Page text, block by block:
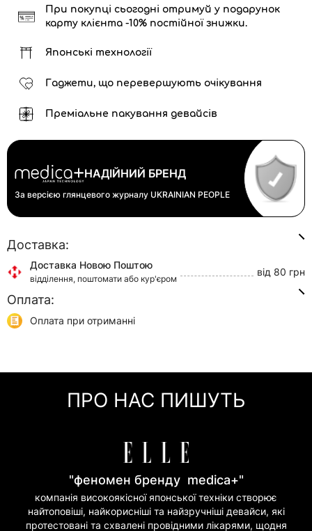
При покупці сьогодні отримуй у подарунок
карту клієнта -10% постійної знижки.
Японські технології
Гаджети, що перевершують очікування
Преміальне пакування девайсів
НАДІЙНИЙ БРЕНД
За версією глянцевого журналу UKRAINIAN PEOPLE
Доставка:
Доставка Новою Поштою
відділення, поштомати або кур'єром
від 80 грн
Доставка Укр Поштою
Оплата:
Оплата при отриманні
Покупка частинами (Моно Банк)
ПРО НАС ПИШУТЬ
"феномен бренду medica+"
компанія високоякісної японської техніки створює
найтоповіші, найкорисніші та найзручніші девайси, які
протестовані та схвалені провідними лікарями, щодня